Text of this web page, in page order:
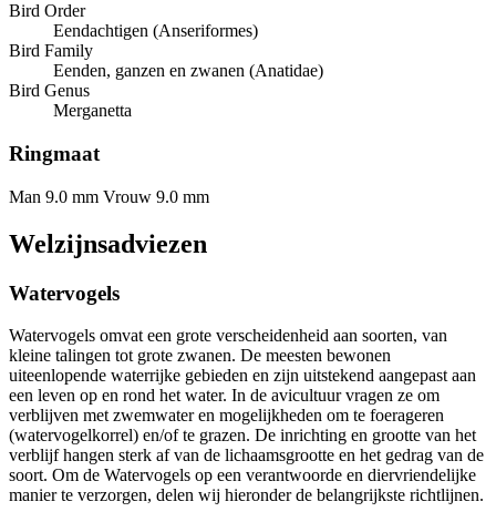
Bird Order
Eendachtigen (Anseriformes)
Bird Family
Eenden, ganzen en zwanen (Anatidae)
Bird Genus
Merganetta
Ringmaat
Man 9.0 mm Vrouw 9.0 mm
Welzijnsadviezen
Watervogels
Watervogels omvat een grote verscheidenheid aan soorten, van
kleine talingen tot grote zwanen. De meesten bewonen
uiteenlopende waterrijke gebieden en zijn uitstekend aangepast aan
een leven op en rond het water. In de avicultuur vragen ze om
verblijven met zwemwater en mogelijkheden om te foerageren
(watervogelkorrel) en/of te grazen. De inrichting en grootte van het
verblijf hangen sterk af van de lichaamsgrootte en het gedrag van de
soort. Om de Watervogels op een verantwoorde en diervriendelijke
manier te verzorgen, delen wij hieronder de belangrijkste richtlijnen.